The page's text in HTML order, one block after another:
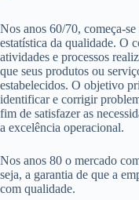
Nos anos 60/70, começa-
estatística da qualidade. O
atividades e processos
que seus produtos ou
estabelecidos. O objetivo
identificar e corrigir
fim de satisfazer as
a excelência operacional.
Nos anos 80 o mercado
seja, a garantia de que a
com qualidade.